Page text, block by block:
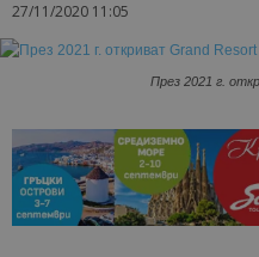
27/11/2020 11:05
През 2021 г.